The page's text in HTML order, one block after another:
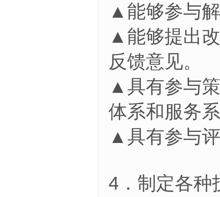
▲能够参与
▲能够提出
反馈意见。
▲具有参与
体系和服务
▲具有参与
4．制定各种